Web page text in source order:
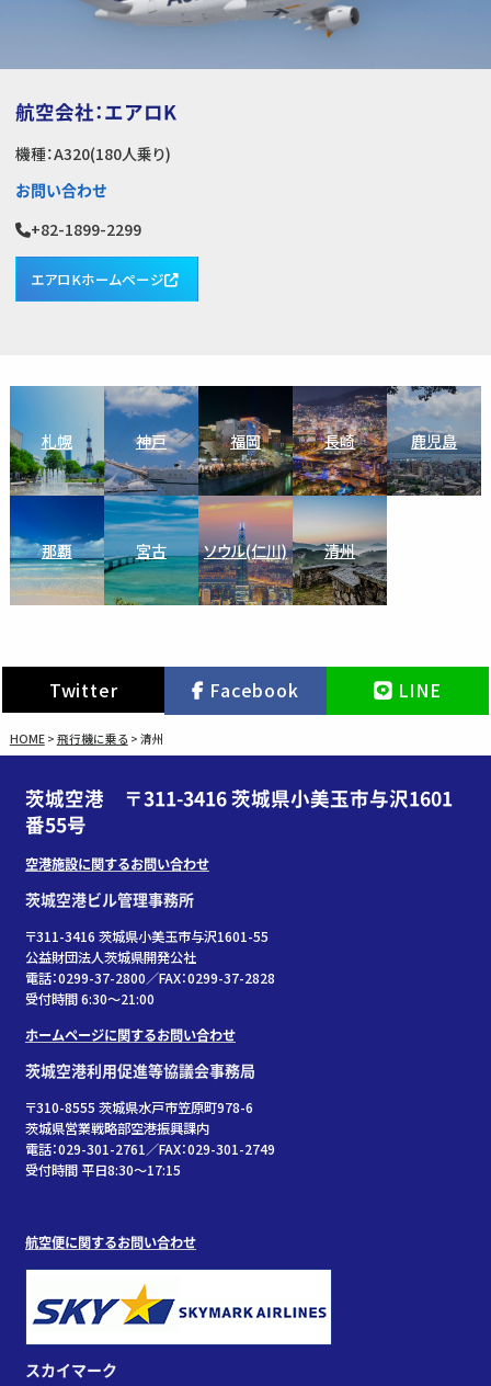
航空会社：エアロK
機種：A320(180人乗り)
お問い合わせ
+82-1899-2299
エアロKホームページ
札幌 神戸 福岡 長崎 鹿児島
那覇 宮古 ソウル(仁川) 清州
Twitter Facebook LINE
HOME> 飛行機に乗る > 清州
茨城空港 〒311-3416 茨城県小美玉市与沢1601
番55号
空港施設に関するお問い合わせ
茨城空港ビル管理事務所
〒311-3416 茨城県小美玉市与沢1601-55
公益財団法人茨城県開発公社
電話：0299-37-2800／FAX：0299-37-2828
受付時間 6:30〜21:00
ホームページに関するお問い合わせ
茨城空港利用促進等協議会事務局
〒310-8555 茨城県水戸市笠原町978-6
茨城県営業戦略部空港振興課内
電話：029-301-2761／FAX：029-301-2749
受付時間 平日8:30～17:15
航空便に関するお問い合わせ
スカイマーク